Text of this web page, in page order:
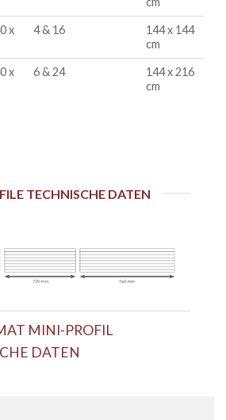
x
4 & 16
144 x 144
cm
x
6 & 24
144 x 216
cm
TECHNISCHE DATEN
MINI-PROFIL
DATEN